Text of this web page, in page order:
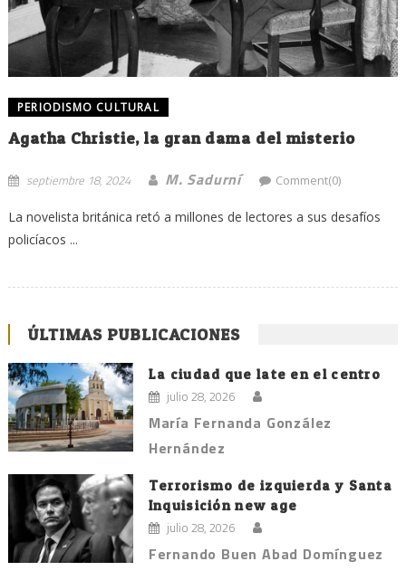
PERIODISMO CULTURAL
Agatha Christie, la gran dama del misterio
septiembre 18, 2024 M. Sadurní Comment(0)
La novelista británica retó a millones de lectores a sus desafíos
policíacos ...
ÚLTIMAS PUBLICACIONES
La ciudad que late en el centro
julio 28, 2026
María Fernanda González
Hernández
Terrorismo de izquierda y Santa
Inquisición new age
julio 28, 2026
Fernando Buen Abad Domínguez